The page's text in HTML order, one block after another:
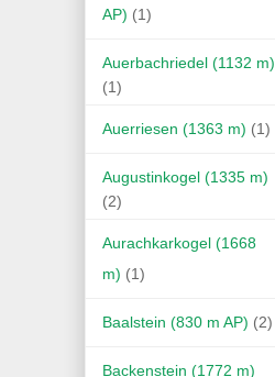
AP) (1)
Auerbachriedel (1132 m)
(1)
Auerriesen (1363 m) (1)
Augustinkogel (1335 m)
(2)
Aurachkarkogel (1668
m) (1)
Baalstein (830 m AP) (2)
Backenstein (1772 m)